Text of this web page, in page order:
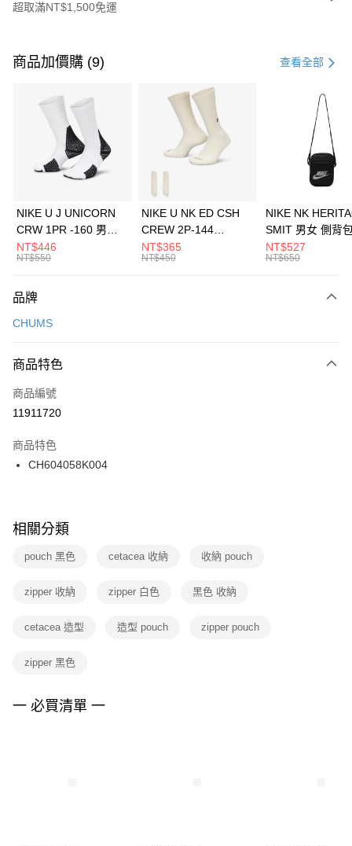
超取滿NT$1,500免運
信用卡一次付款
3 期 0 利率 每期 21家銀行
合作金庫商業銀行
第一商業銀行
華南商業銀行
彰化商業銀行
上海商業儲蓄銀行
元大商業銀行
台灣樂天信用卡公司
Apple Pay
全盈+PAY
AFTEE先享後付
【關於「AFTEE先享後付」】
便利好安心！
３．安心：先確認商品／服務後，再付款。
【「AFTEE先享後付」結帳流程】
１．於結帳方式選擇「AFTEE先享後付」後，將跳轉至「AFTEE先享後付」
２．訂單成立數日內，您將收到繳費通知簡訊。
３．收到繳費通知簡訊後14天內，點擊此簡訊中的連結，可透過四大超商／
ATM／網路銀行／等多元方式進行付款，方視為交易完成。
※ 交易是否成功請以「AFTEE先享後付 」之結帳頁面顯示為準，若有關於
是否繳費成功／繳費後需取消欲退款等相關疑問，請聯繫「AFTEE先享後付
客戶支援中心」
https://netprotections.freshdesk.com/support/home
１．透過由恩沛科技股份有限公司提供之「AFTEE先享後付」服務完成之交
權轉讓予恩沛科技股份有限公司。
３．未成年的使用者請事先徵得法定代理人或監護人之同意方可使用
４．使用「AFTEE先享後付」時，將依據個別帳號之用戶狀況，依本公司即
運送方式
每筆NT$100，滿NT$1,500(含以上)免運費
宅配
每筆NT$100，滿NT$1,500(含以上)免運費
付款後門市自取
每筆NT$100，滿NT$1,500(含以上)免運費
商品加價購 (9) 查看全部
NIKE U J UNICORN
CRW 1PR -160 男女
中統襪 FZ3393100
NT$446
NT$550
NIKE U NK ED CSH
CREW 2P-144
EMBRDY 男女 短統襪
FZ3073133
NT$365
NT$450
NIKE NK
SMIT 男女 側背
BA5871010
NT$527
NT$650
品牌
CHUMS
商品特色
商品編號
11911720
商品特色
CH604058K004
相關分類
pouch 黑色 cetacea 收納 收納 pouch
zipper 收納 zipper 白色 黑色 收納
cetacea 造型 造型 pouch zipper pouch
zipper 黑色
一 必買清單 一